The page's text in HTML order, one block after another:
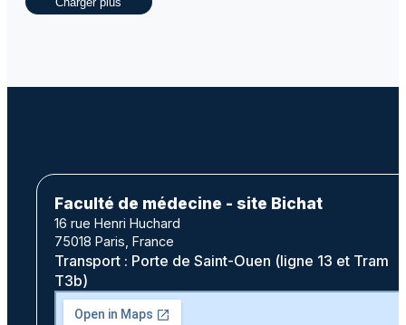
Faculté de médecine - site Bichat
16 rue Henri Huchard
75018 Paris, France
Transport : Porte de Saint-Ouen (ligne 13 et Tram
T3b)